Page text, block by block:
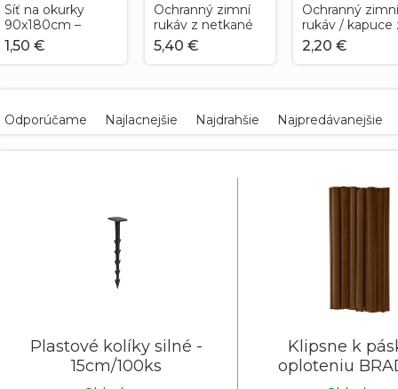
Síť na okurky
90x180cm –
pevná opora pro
pnoucí rostliny
1,50 €
Ochranný zimní
rukáv z netkané
textílie 0,6x10 m
5,40 €
Ochranný
rukáv / kapuce
netkané textílie
90x150 cm
2,20 €
Odporúčame Najlacnejšie Najdrahšie Najpredávanejšie
Plastové kolíky silné -
15cm/100ks
Klipsne k
oploteniu